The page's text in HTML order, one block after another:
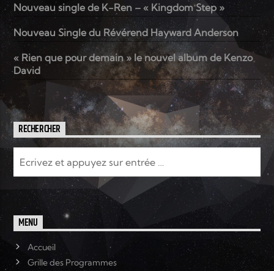
Nouveau single de K-Ren – « Kingdom Step »
Nouveau Single du Révérend Hayward Anderson
« Rien que pour demain » le nouvel album de Kenzo
David
RECHERCHER
MENU
Accueil
Grille des Programmes